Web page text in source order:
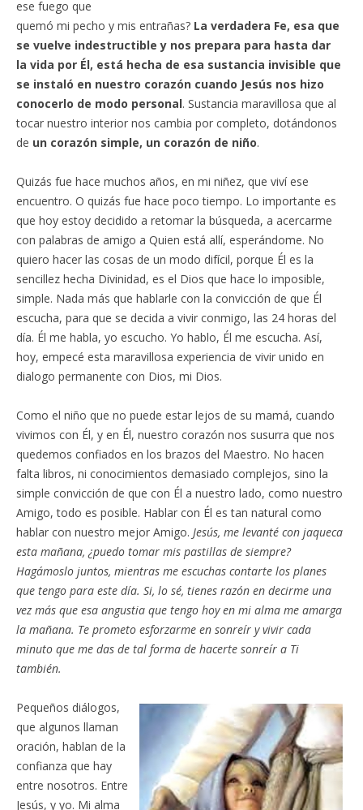
ese fuego que
quemó mi pecho y mis entrañas? La verdadera Fe, esa que
se vuelve indestructible y nos prepara para hasta dar
la vida por Él, está hecha de esa sustancia invisible que
se instaló en nuestro corazón cuando Jesús nos hizo
conocerlo de modo personal. Sustancia maravillosa que al
tocar nuestro interior nos cambia por completo, dotándonos
de un corazón simple, un corazón de niño.
Quizás fue hace muchos años, en mi niñez, que viví ese
encuentro. O quizás fue hace poco tiempo. Lo importante es
que hoy estoy decidido a retomar la búsqueda, a acercarme
con palabras de amigo a Quien está allí, esperándome. No
quiero hacer las cosas de un modo difícil, porque Él es la
sencillez hecha Divinidad, es el Dios que hace lo imposible,
simple. Nada más que hablarle con la convicción de que Él
escucha, para que se decida a vivir conmigo, las 24 horas del
día. Él me habla, yo escucho. Yo hablo, Él me escucha. Así,
hoy, empecé esta maravillosa experiencia de vivir unido en
dialogo permanente con Dios, mi Dios.
Como el niño que no puede estar lejos de su mamá, cuando
vivimos con Él, y en Él, nuestro corazón nos susurra que nos
quedemos confiados en los brazos del Maestro. No hacen
falta libros, ni conocimientos demasiado complejos, sino la
simple convicción de que con Él a nuestro lado, como nuestro
Amigo, todo es posible. Hablar con Él es tan natural como
hablar con nuestro mejor Amigo. Jesús, me levanté con jaqueca
esta mañana, ¿puedo tomar mis pastillas de siempre?
Hagámoslo juntos, mientras me escuchas contarte los planes
que tengo para este día. Si, lo sé, tienes razón en decirme una
vez más que esa angustia que tengo hoy en mi alma me amarga
la mañana. Te prometo esforzarme en sonreír y vivir cada
minuto que me das de tal forma de hacerte sonreír a Ti
también.
Pequeños diálogos,
que algunos llaman
oración, hablan de la
confianza que hay
entre nosotros. Entre
Jesús, y yo. Mi alma